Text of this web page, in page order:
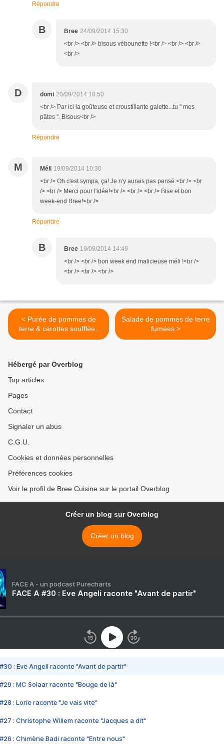
Répondre
B Bree 24/09/2014 15:30
<br /> <br /> bisous vébounette !<br /> <br /> <br />
<br />
D domi 20/09/2014 18:50
<br /> Par ici la goûteuse et croustillante galette...tu " mes
pâtes ". Bisous<br />
Répondre
M Méli 19/09/2014 10:30
<br /> Oh c'est sympa, ça! Je n'y aurais pas pensé.<br /> <br
/> <br /> Merci pour l'idée!<br /> <br /> <br /> Bise et bon
week-end Bree!<br />
Répondre
B Bree 19/09/2014 14:49
<br /> <br /> bon week end malicieuse méli !<br />
<br /> <br /> <br />
< Purée de pommes de
terre & carottes soufflées
au four
Salade de pommes de terre
fumées >
Hébergé par Overblog
Top articles
Pages
Contact
Signaler un abus
C.G.U.
Cookies et données personnelles
Préférences cookies
Voir le profil de Bree Cuisine sur le portail Overblog
Créer un blog sur Overblog
Créer un blog
FACE A - un podcast Purecharts
FACE A #30 : Eve Angeli raconte "Avant de partir"
#30 : Eve Angeli raconte "Avant de partir"
#29 : MC Solaar raconte "Bouge de là"
#28 : Lorie raconte "Je vais vite"
#27 : Christophe Willem raconte "Jacques a dit"
#26 : Chimène Badi raconte "Entre nous"